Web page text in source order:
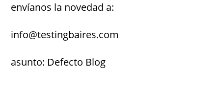
envíanos la novedad a:
info@testingbaires.com
asunto: Defecto Blog